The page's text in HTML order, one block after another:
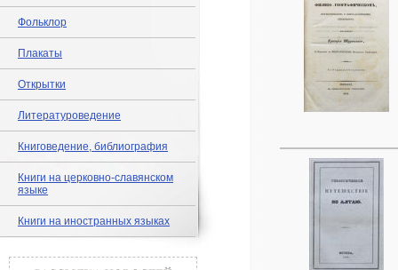
Фольклор
Плакаты
Открытки
Литературоведение
Книговедение, библиография
Книги на церковно-славянском
языке
Книги на иностранных языках